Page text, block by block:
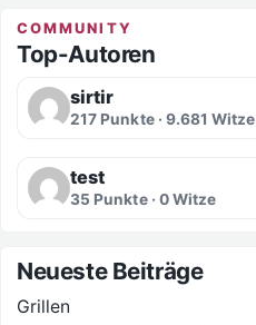
COMMUNITY
Top-Autoren
sirtir
217 Punkte · 9.681 Witze
test
35 Punkte · 0 Witze
Neueste Beiträge
Grillen